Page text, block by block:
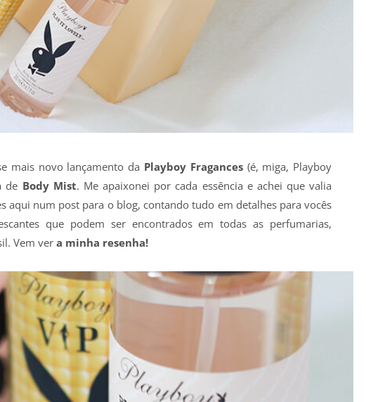
mais novo lançamento da Playboy Fragances(é, miga, Playboy
de Body Mist. Me apaixonei por cada essência e achei que valia
aqui num post para o blog, contando tudo em detalhes para vocês
que podem ser encontrados em todas as perfumarias,
Vem ver a minha resenha!